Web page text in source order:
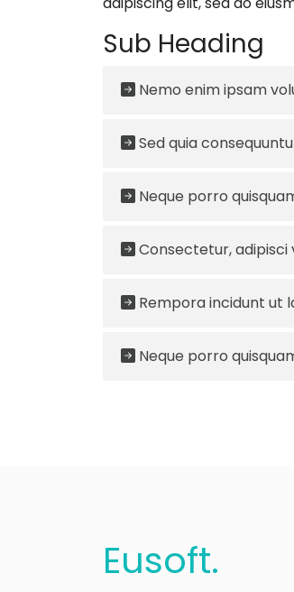
Sub Heading
Nemo enim ipsam
Sed quia
Neque porro
Consectetur, adipisci
Rempora incidunt ut
Neque porro
Eusoft.